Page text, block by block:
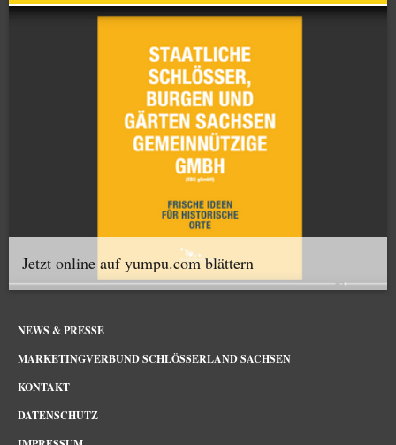
Jetzt online auf yumpu.com blättern
NEWS & PRESSE
MARKETINGVERBUND SCHLÖSSERLAND SACHSEN
KONTAKT
DATENSCHUTZ